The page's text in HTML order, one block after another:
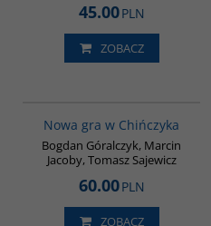
45.00PLN
ZOBACZ
Nowa gra w Chińczyka
Bogdan Góralczyk, Marcin
Jacoby, Tomasz Sajewicz
60.00PLN
ZOBACZ